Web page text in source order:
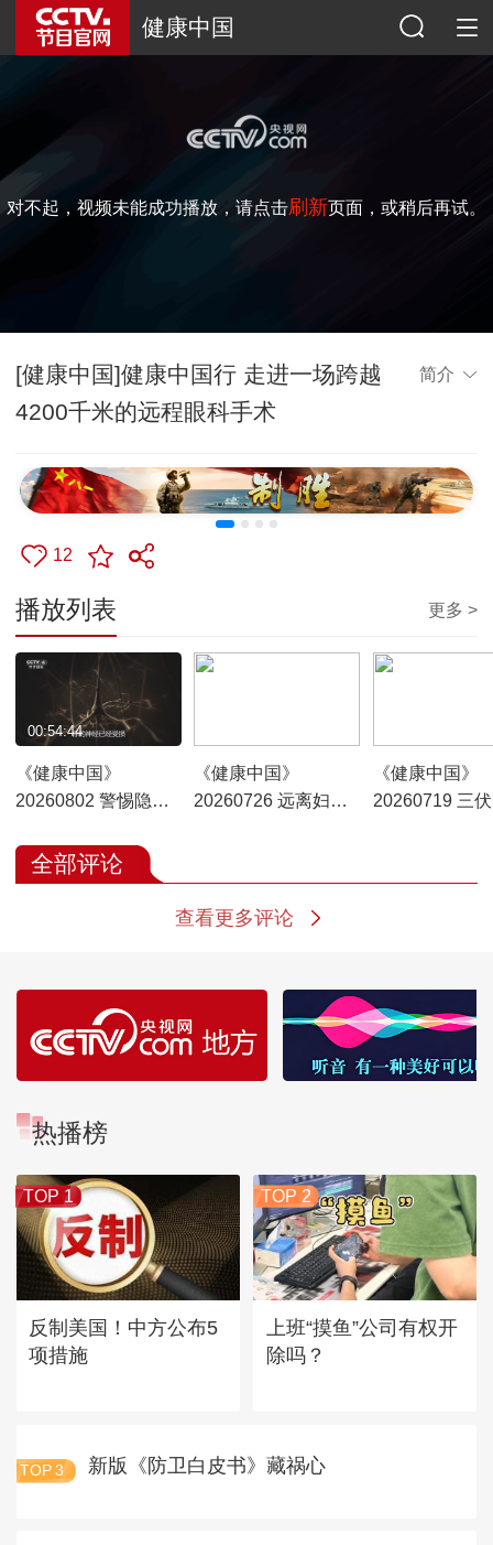
健康中国
对不起，视频未能成功播放，请点击刷新页面，或稍后再试。
[健康中国]健康中国行 走进一场跨越
4200千米的远程眼科手术
简介
12
播放列表 更多 >
《健康中国》
20260802 警惕隐形
00:54:44
《健康中国》
20260726 远离妇科
《健康中国》
20260719 三
全部评论
查看更多评论
热播榜
TOP 1
反制美国！中方公布5
项措施
TOP 2
上班“摸鱼”公司有权开
除吗？
TOP 3 新版《防卫白皮书》藏祸心